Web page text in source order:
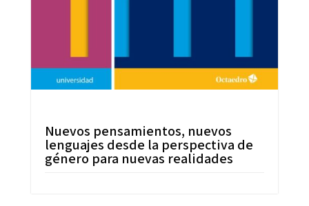
Nuevos pensamientos, nuevos
lenguajes desde la perspectiva de
género para nuevas realidades